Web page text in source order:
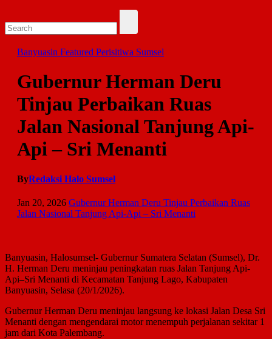
Banyuasin Featured Perisitiwa Sumsel
Gubernur Herman Deru
Tinjau Perbaikan Ruas
Jalan Nasional Tanjung Api-
Api – Sri Menanti
ByRedaksi Halo Sumsel
Jan 20, 2026 Gubernur Herman Deru Tinjau Perbaikan Ruas
Jalan Nasional Tanjung Api-Api – Sri Menanti
Banyuasin, Halosumsel- Gubernur Sumatera Selatan (Sumsel), Dr.
H. Herman Deru meninjau peningkatan ruas Jalan Tanjung Api-
Api–Sri Menanti di Kecamatan Tanjung Lago, Kabupaten
Banyuasin, Selasa (20/1/2026).
Gubernur Herman Deru meninjau langsung ke lokasi Jalan Desa Sri
Menanti dengan mengendarai motor menempuh perjalanan sekitar 1
jam dari Kota Palembang.